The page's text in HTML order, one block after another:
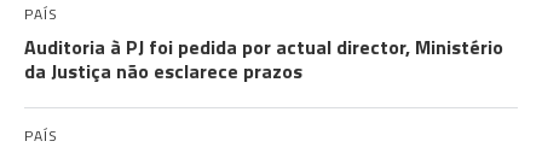
PAÍS
Auditoria à PJ foi pedida por actual director, Ministério
da Justiça não esclarece prazos
PAÍS